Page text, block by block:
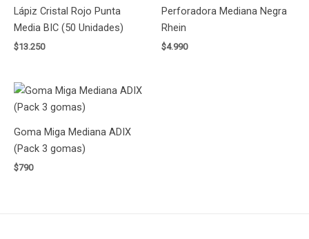
Lápiz Cristal Rojo Punta
Media BIC (50 Unidades)
$13.250
Perforadora Mediana Negra
Rhein
$4.990
Goma Miga Mediana ADIX
(Pack 3 gomas)
$790